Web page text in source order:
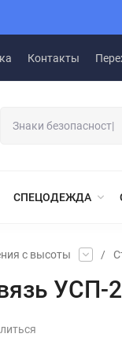
Контакты
СПЕЦОДЕЖДА
с высоты /
УСП-